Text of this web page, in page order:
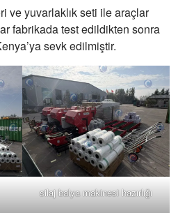
ve yuvarlaklık seti ile araçlar
fabrikada test edildikten sonra
sevk edilmiştir.
silaj balya makinesi hazırlığı